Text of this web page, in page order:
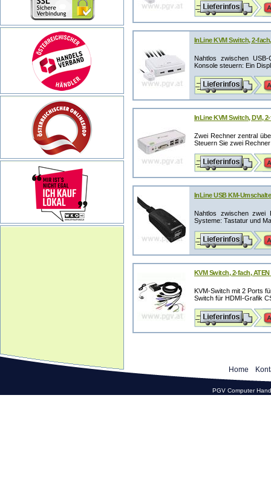
InLine KVM Switch, 2-
Nahtlos zwischen
Konsole steuern: Ein
InLine KVM Switch, DVI,
Zwei Rechner zentral
Steuern Sie zwei
InLine USB KM-
Nahtlos zwischen zwei
Systeme: Tastatur und
KVM Switch, 2-fach,
KVM-Switch mit 2 Ports
Switch für HDMI-Grafik
Home
PGV Computer